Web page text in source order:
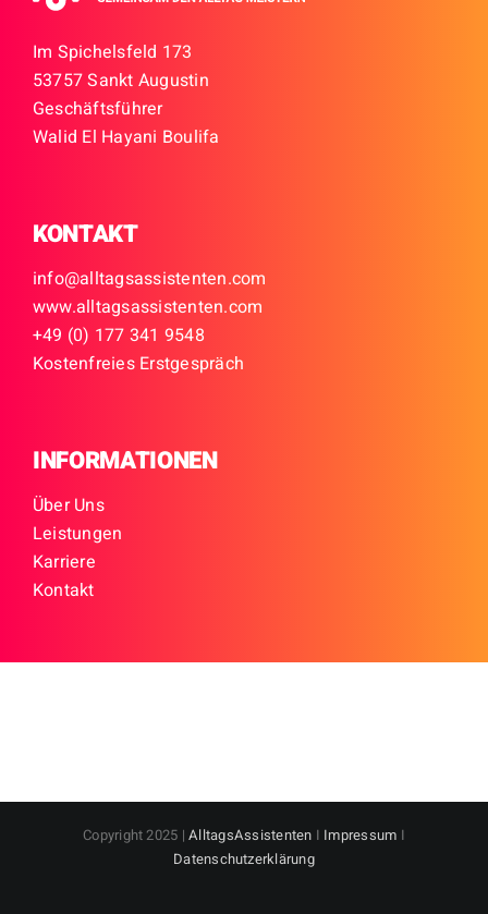
Im Spichelsfeld 173
53757 Sankt Augustin
Geschäftsführer
Walid El Hayani Boulifa
KONTAKT
info@alltagsassistenten.com
www.alltagsassistenten.com
+49 (0) 177 341 9548
Kostenfreies Erstgespräch
INFORMATIONEN
Über Uns
Leistungen
Karriere
Kontakt
Copyright 2025 |AlltagsAssistenten I Impressum I
Datenschutzerklärung